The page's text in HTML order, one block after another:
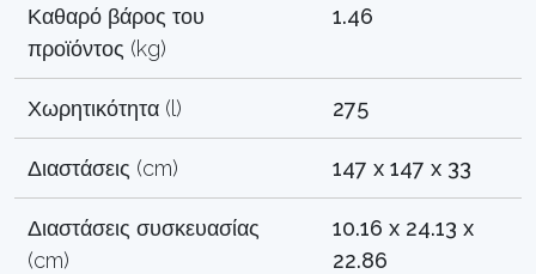
Καθαρό βάρος του
προϊόντος (kg)
1.46
Χωρητικότητα (l) 275
Διαστάσεις (cm) 147 x 147 x 33
Διαστάσεις συσκευασίας
(cm)
10.16 x 24.13 x
22.86